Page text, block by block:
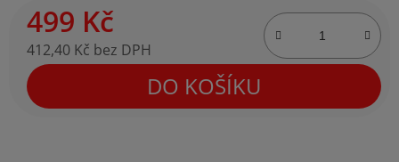
499 Kč
412,40 Kč bez DPH
Měrná cena:
DO KOŠÍKU